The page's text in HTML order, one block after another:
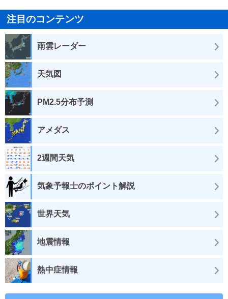
注目のコンテンツ
雨雲レーダー
天気図
PM2.5分布予測
アメダス
2週間天気
気象予報士のポイント解説
世界天気
地震情報
熱中症情報